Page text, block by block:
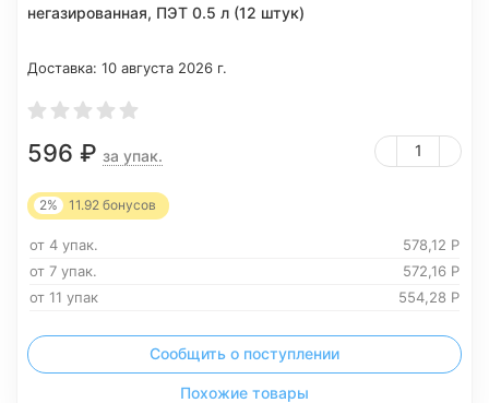
негазированная, ПЭТ 0.5 л (12 штук)
Доставка: 10 августа 2026 г.
596 ₽ за упак.
2% 11.92 бонусов
от 4 упак. 578,12 Р
от 7 упак.
572,16 Р
от 11 упак
554,28 Р
Сообщить о поступлении
Похожие товары